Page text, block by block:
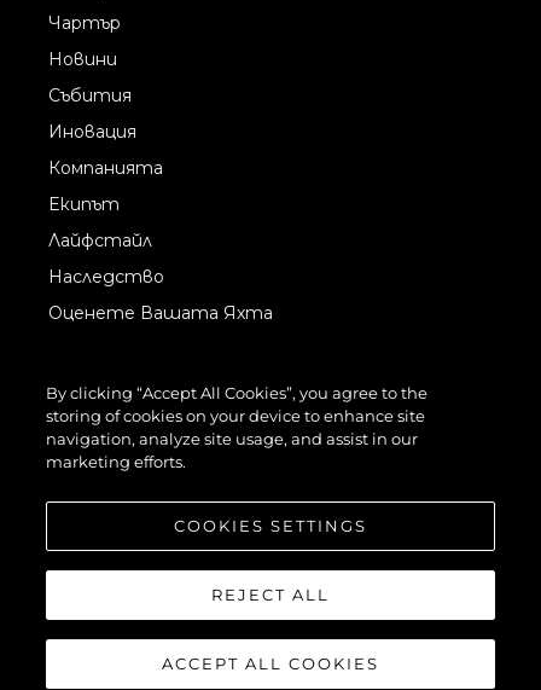
Чартър
Новини
Събития
Иновация
Компанията
Екипът
Лайфстайл
Наследство
Оценете Вашата Яхта
By clicking “Accept All Cookies”, you agree to the
storing of cookies on your device to enhance site
navigation, analyze site usage, and assist in our
marketing efforts.
COOKIES SETTINGS
REJECT ALL
ACCEPT ALL COOKIES